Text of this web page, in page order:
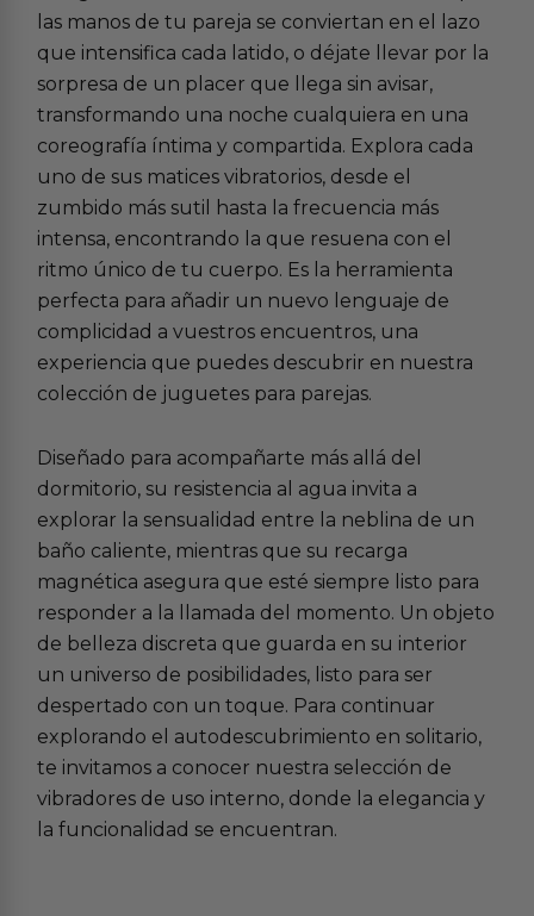
las manos de tu pareja se conviertan en el lazo
que intensifica cada latido, o déjate llevar por la
sorpresa de un placer que llega sin avisar,
transformando una noche cualquiera en una
coreografía íntima y compartida. Explora cada
uno de sus matices vibratorios, desde el
zumbido más sutil hasta la frecuencia más
intensa, encontrando la que resuena con el
ritmo único de tu cuerpo. Es la herramienta
perfecta para añadir un nuevo lenguaje de
complicidad a vuestros encuentros, una
experiencia que puedes descubrir en nuestra
colección de juguetes para parejas.
Diseñado para acompañarte más allá del
dormitorio, su resistencia al agua invita a
explorar la sensualidad entre la neblina de un
baño caliente, mientras que su recarga
magnética asegura que esté siempre listo para
responder a la llamada del momento. Un objeto
de belleza discreta que guarda en su interior
un universo de posibilidades, listo para ser
despertado con un toque. Para continuar
explorando el autodescubrimiento en solitario,
te invitamos a conocer nuestra selección de
vibradores de uso interno, donde la elegancia y
la funcionalidad se encuentran.